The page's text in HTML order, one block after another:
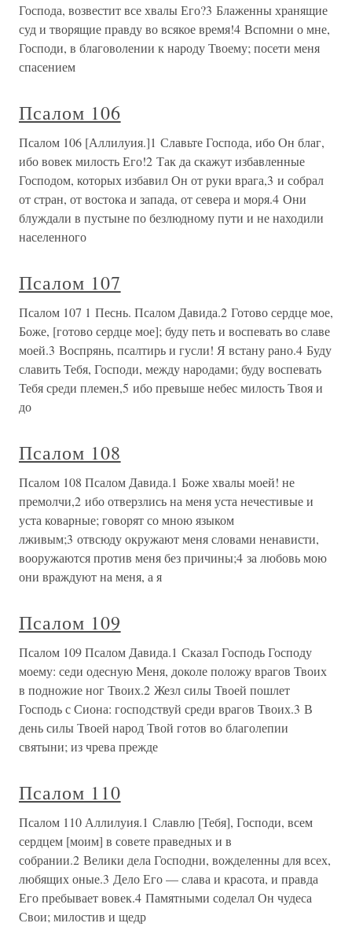
Господа, возвестит все хвалы Его?3 Блаженны хранящие
суд и творящие правду во всякое время!4 Вспомни о мне,
Господи, в благоволении к народу Твоему; посети меня
спасением
Псалом 106
Псалом 106 [Аллилуия.]1 Славьте Господа, ибо Он благ,
ибо вовек милость Его!2 Так да скажут избавленные
Господом, которых избавил Он от руки врага,3 и собрал
от стран, от востока и запада, от севера и моря.4 Они
блуждали в пустыне по безлюдному пути и не находили
населенного
Псалом 107
Псалом 107 1 Песнь. Псалом Давида.2 Готово сердце мое,
Боже, [готово сердце мое]; буду петь и воспевать во славе
моей.3 Воспрянь, псалтирь и гусли! Я встану рано.4 Буду
славить Тебя, Господи, между народами; буду воспевать
Тебя среди племен,5 ибо превыше небес милость Твоя и
до
Псалом 108
Псалом 108 Псалом Давида.1 Боже хвалы моей! не
премолчи,2 ибо отверзлись на меня уста нечестивые и
уста коварные; говорят со мною языком
лживым;3 отвсюду окружают меня словами ненависти,
вооружаются против меня без причины;4 за любовь мою
они враждуют на меня, а я
Псалом 109
Псалом 109 Псалом Давида.1 Сказал Господь Господу
моему: седи одесную Меня, доколе положу врагов Твоих
в подножие ног Твоих.2 Жезл силы Твоей пошлет
Господь с Сиона: господствуй среди врагов Твоих.3 В
день силы Твоей народ Твой готов во благолепии
святыни; из чрева прежде
Псалом 110
Псалом 110 Аллилуия.1 Славлю [Тебя], Господи, всем
сердцем [моим] в совете праведных и в
собрании.2 Велики дела Господни, вожделенны для всех,
любящих оные.3 Дело Его — слава и красота, и правда
Его пребывает вовек.4 Памятными соделал Он чудеса
Свои; милостив и щедр